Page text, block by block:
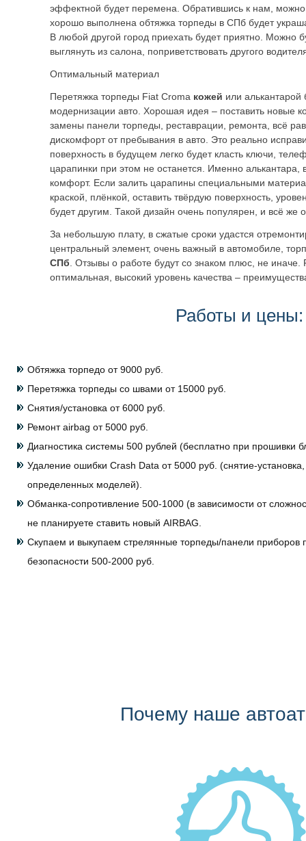
эффектной будет перемена. Обратившись к нам, можно
хорошо выполнена обтяжка торпеды в СПб будет
В любой другой город приехать будет приятно. Можно
выглянуть из салона, поприветствовать другого
Оптимальный материал
Перетяжка торпеды Fiat Croma кожей или
модернизации авто. Хорошая идея – поставить новые
замены панели торпеды, реставрации, ремонта, всё
дискомфорт от пребывания в авто. Это реально
поверхность в будущем легко будет класть ключи,
царапинки при этом не останется. Именно алькантара,
комфорт. Если залить царапины специальными
краской, плёнкой, оставить твёрдую поверхность,
будет другим. Такой дизайн очень популярен, и всё
За небольшую плату, в сжатые сроки удастся
центральный элемент, очень важный в автомобиле,
СПб . Отзывы о работе будут со знаком плюс, не
оптимальная, высокий уровень качества –
Работы и цены:
Обтяжка торпедо от 9000 руб.
Перетяжка торпеды со швами от 15000 руб.
Снятия/установка от 6000 руб.
Ремонт airbag от 5000 руб.
Диагностика системы 500 рублей (бесплатно при прошивки
Удаление ошибки Crash Data от 5000 руб. (снятие-
определенных моделей).
Обманка-сопротивление 500-1000 (в зависимости от
не планируете ставить новый AIRBAG.
Скупаем и выкупаем стрелянные торпеды/панели приборов
безопасности 500-2000 руб.
Почему наше